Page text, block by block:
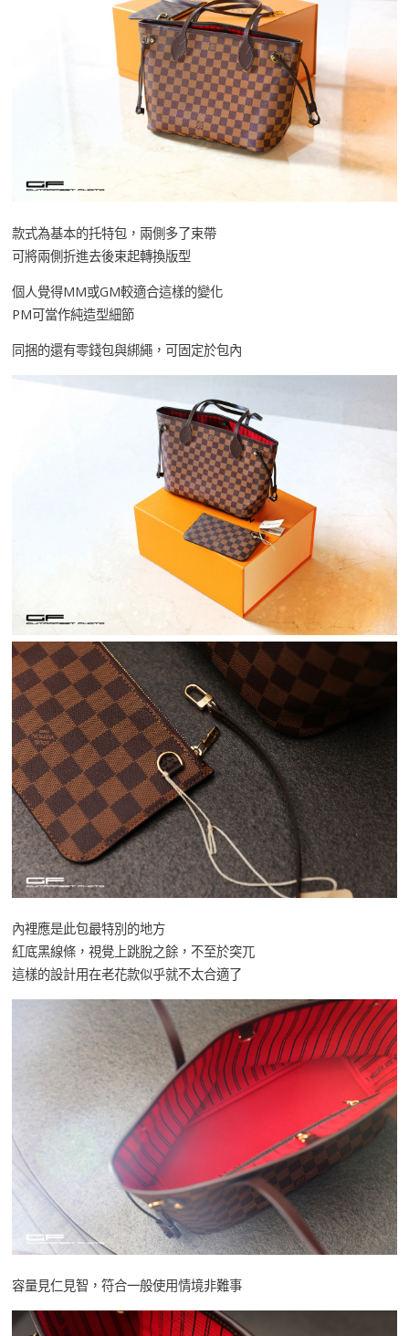
款式為基本的托特包，兩側多了束帶
可將兩側折進去後束起轉換版型
個人覺得MM或GM較適合這樣的變化
PM可當作純造型細節
同捆的還有零錢包與綁繩，可固定於包內
內裡應是此包最特別的地方
紅底黑線條，視覺上跳脫之餘，不至於突兀
這樣的設計用在老花款似乎就不太合適了
容量見仁見智，符合一般使用情境非難事